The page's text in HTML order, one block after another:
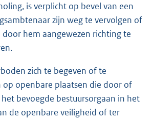
is verplicht op bevel van een
zijn weg te vervolgen of
door hem aangewezen richting te
zich te begeven of te
op openbare plaatsen die door of
bevoegde bestuursorgaan in het
de openbare veiligheid of ter